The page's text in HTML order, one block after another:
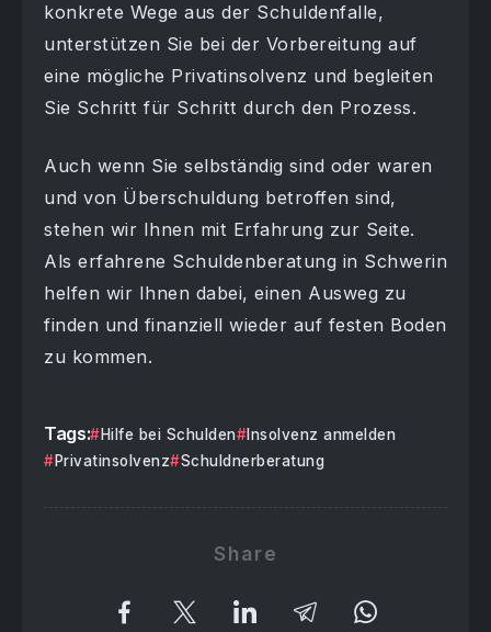
konkrete Wege aus der Schuldenfalle,
unterstützen Sie bei der Vorbereitung auf
eine mögliche Privatinsolvenz und begleiten
Sie Schritt für Schritt durch den Prozess.
Auch wenn Sie selbständig sind oder waren
und von Überschuldung betroffen sind,
stehen wir Ihnen mit Erfahrung zur Seite.
Als erfahrene Schuldenberatung in Schwerin
helfen wir Ihnen dabei, einen Ausweg zu
finden und finanziell wieder auf festen Boden
zu kommen.
Tags: Hilfe bei Schulden
Insolvenz anmelden
Privatinsolvenz
Schuldnerberatung
Share